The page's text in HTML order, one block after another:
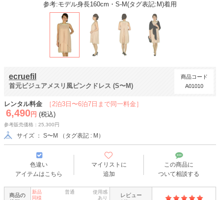
参考:モデル身長160cm・S-M(タグ表記:M)着用
ecruefil
首元ビジュアメスリ風ピンクドレス (S〜M)
商品コード
A01010
［2泊3日〜6泊7日まで同一料金］
レンタル料金
6,490 円 (税込)
参考販売価格：25,300円
サイズ ： S〜M （タグ表記 : M）
色違い
アイテムはこちら
マイリストに
追加
この商品に
ついて相談する
商品の
新品
同様
普通
使用感
あり
レビュー